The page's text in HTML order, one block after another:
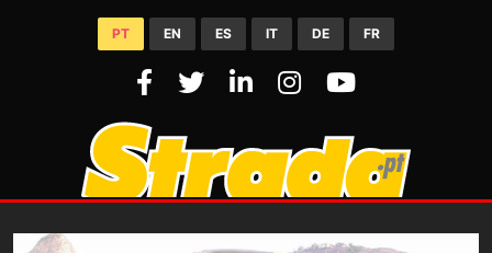
PT EN ES IT DE FR